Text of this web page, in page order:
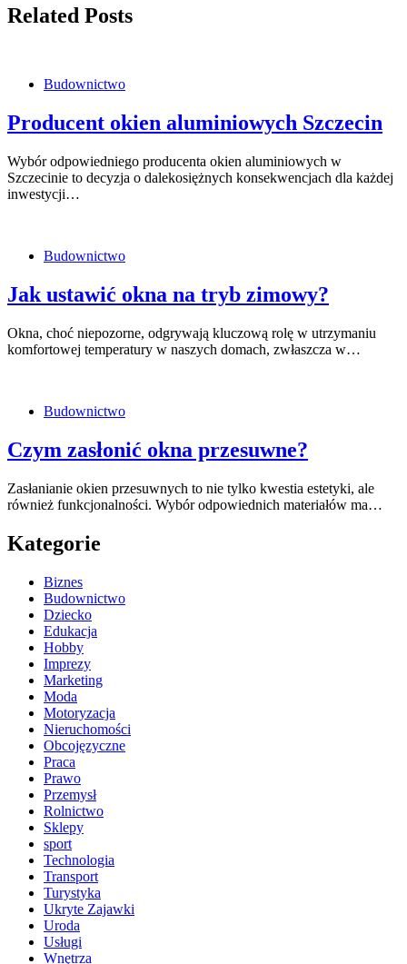
Related Posts
Budownictwo
Producent okien aluminiowych Szczecin
Wybór odpowiedniego producenta okien aluminiowych w
Szczecinie to decyzja o dalekosiężnych konsekwencjach dla każdej
inwestycji…
Budownictwo
Jak ustawić okna na tryb zimowy?
Okna, choć niepozorne, odgrywają kluczową rolę w utrzymaniu
komfortowej temperatury w naszych domach, zwłaszcza w…
Budownictwo
Czym zasłonić okna przesuwne?
Zasłanianie okien przesuwnych to nie tylko kwestia estetyki, ale
również funkcjonalności. Wybór odpowiednich materiałów ma…
Kategorie
Biznes
Budownictwo
Dziecko
Edukacja
Hobby
Imprezy
Marketing
Moda
Motoryzacja
Nieruchomości
Obcojęzyczne
Praca
Prawo
Przemysł
Rolnictwo
Sklepy
sport
Technologia
Transport
Turystyka
Ukryte Zajawki
Uroda
Usługi
Wnętrza